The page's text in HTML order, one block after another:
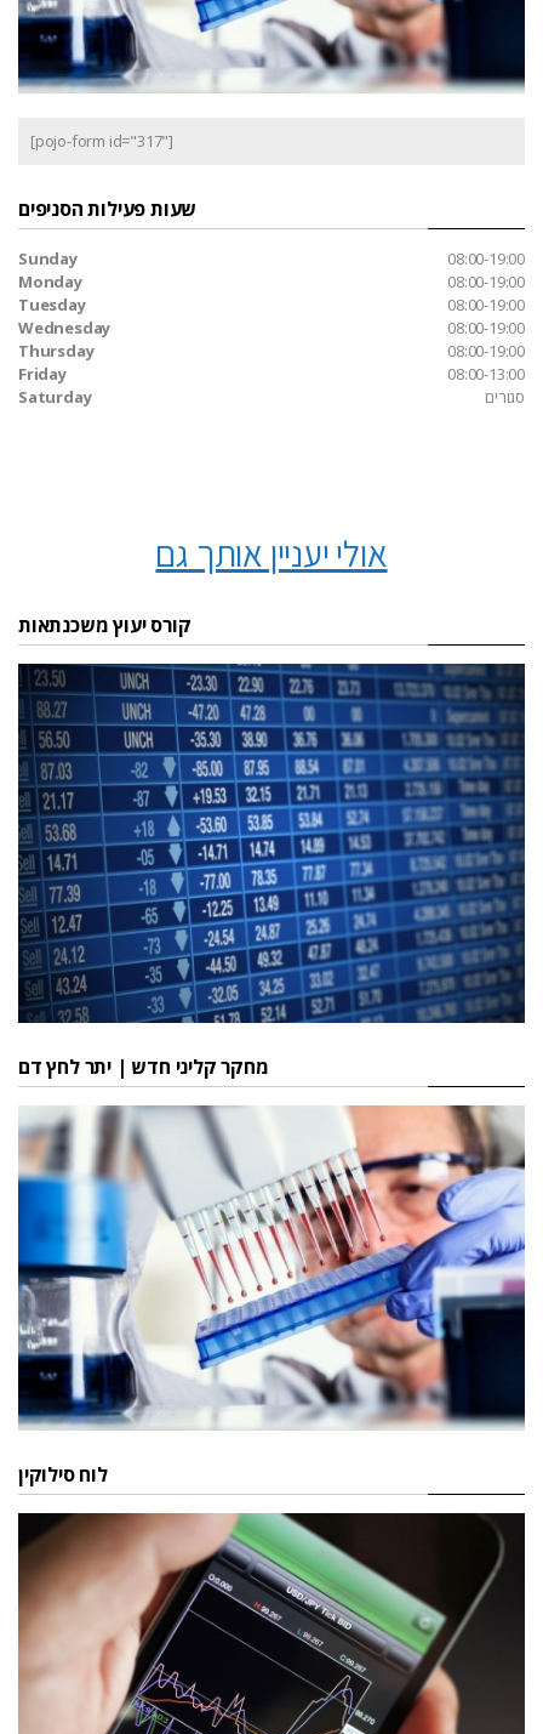
[pojo-form id="317"]
שעות פעילות הסניפים
Sunday
08:00-19:00
Monday
08:00-19:00
Tuesday
08:00-19:00
Wednesday
08:00-19:00
Thursday
08:00-19:00
Friday
08:00-13:00
Saturday
סגורים
אולי יעניין אותך גם
קורס יעוץ משכנתאות
מחקר קליני חדש | יתר לחץ דם
לוח סילוקין